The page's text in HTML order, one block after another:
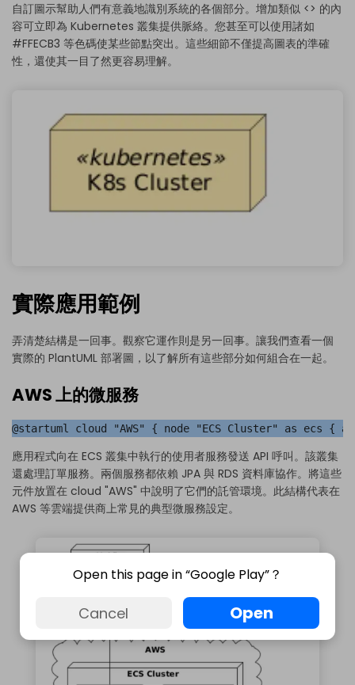
自訂圖示幫助人們有意義地識別系統的各個部分。增加類似 <> 的內
容可立即為 Kubernetes 叢集提供脈絡。您甚至可以使用諸如
#FFECB3 等色碼使某些節點突出。這些細節不僅提高圖表的準確
性，還使其一目了然更容易理解。
實際應用範例
弄清楚結構是一回事。觀察它運作則是另一回事。讓我們查看一個
實際的 PlantUML 部署圖，以了解所有這些部分如何組合在一起。
AWS 上的微服務
@startuml cloud "AWS" { node "ECS Cluster" as ecs
應用程式向在 ECS 叢集中執行的使用者服務發送 API 呼叫。該叢集
還處理訂單服務。兩個服務都依賴 JPA 與 RDS 資料庫協作。將這些
元件放置在 cloud "AWS" 中說明了它們的託管環境。此結構代表在
AWS 等雲端提供商上常見的典型微服務設定。
Open this page in “Google Play”？
Cancel Open